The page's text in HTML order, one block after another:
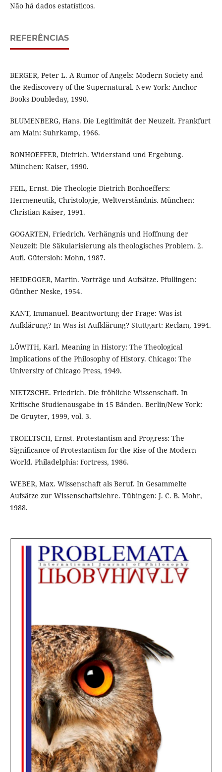
Não há dados estatísticos.
REFERÊNCIAS
BERGER, Peter L. A Rumor of Angels: Modern Society and
the Rediscovery of the Supernatural. New York: Anchor
Books Doubleday, 1990.
BLUMENBERG, Hans. Die Legitimität der Neuzeit. Frankfurt
am Main: Suhrkamp, 1966.
BONHOEFFER, Dietrich. Widerstand und Ergebung.
München: Kaiser, 1990.
FEIL, Ernst. Die Theologie Dietrich Bonhoeffers:
Hermeneutik, Christologie, Weltverständnis. München:
Christian Kaiser, 1991.
GOGARTEN, Friedrich. Verhängnis und Hoffnung der
Neuzeit: Die Säkularisierung als theologisches Problem. 2.
Aufl. Gütersloh: Mohn, 1987.
HEIDEGGER, Martin. Vorträge und Aufsätze. Pfullingen:
Günther Neske, 1954.
KANT, Immanuel. Beantwortung der Frage: Was ist
Aufklärung? In Was ist Aufklärung? Stuttgart: Reclam, 1994.
LÖWITH, Karl. Meaning in History: The Theological
Implications of the Philosophy of History. Chicago: The
University of Chicago Press, 1949.
NIETZSCHE. Friedrich. Die fröhliche Wissenschaft. In
Kritische Studienausgabe in 15 Bänden. Berlin/New York:
De Gruyter, 1999, vol. 3.
TROELTSCH, Ernst. Protestantism and Progress: The
Significance of Protestantism for the Rise of the Modern
World. Philadelphia: Fortress, 1986.
WEBER, Max. Wissenschaft als Beruf. In Gesammelte
Aufsätze zur Wissenschaftslehre. Tübingen: J. C. B. Mohr,
1988.